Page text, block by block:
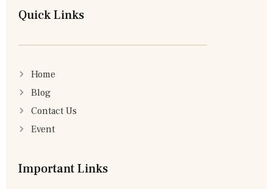
Quick Links
Home
Blog
Contact Us
Event
Important Links